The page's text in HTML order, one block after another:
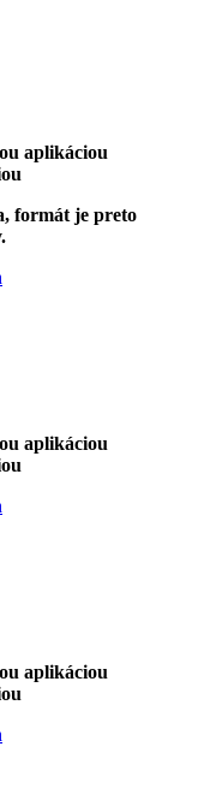
aplikáciou
formát je preto
aplikáciou
aplikáciou